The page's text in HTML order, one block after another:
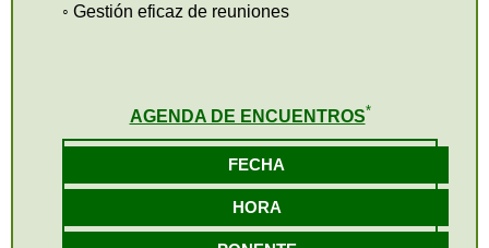
◦ Gestión eficaz de reuniones
AGENDA DE ENCUENTROS*
FECHA
HORA
un evento